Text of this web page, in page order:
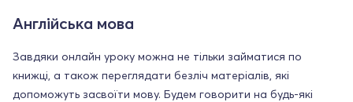
Англійська мова
Завдяки онлайн уроку можна не тільки займатися по
книжці, а також переглядати безліч матеріалів, які
допоможуть засвоїти мову. Будем говорити на будь-які